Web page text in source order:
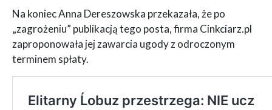
Na koniec Anna Dereszowska przekazała, że po
„zagrożeniu” publikacją tego posta, firma Cinkciarz.pl
zaproponowała jej zawarcia ugody z odroczonym
terminem spłaty.